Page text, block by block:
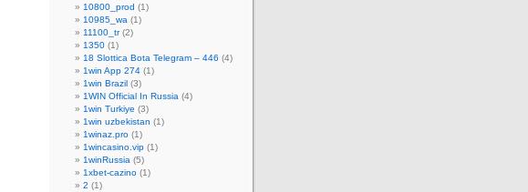
10800_prod (1)
10985_wa (1)
11100_tr(2)
1350 (1)
18 Slottica Bota Telegram – 446 (4)
1win App 274 (1)
1win Brazil (3)
1WIN Official In Russia (4)
1win Turkiye (3)
1win uzbekistan (1)
1winaz.pro (1)
1wincasino.vip (1)
1winRussia (5)
1xbet-cazino (1)
2 (1)